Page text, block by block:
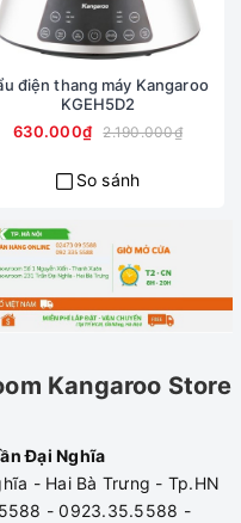
khả năng hẹn giờ nấu
chờ tại bếp. Chức năng
lúc ăn uống hoặc
dụng Bếp điện từ đơn
trẻ em, tự ngắt khi
chống trượt mang
điện thang máy Kangaroo
KGEH5D2
630.000₫
2.190.000₫
So sánh
Kangaroo Store
Đại Nghĩa
- Hai Bà Trưng - Tp.HN
- 0923.35.5588 -